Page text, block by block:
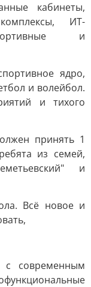
кабинеты,
комплексы, ИТ-
и
ядро,
и волейбол.
и тихого
принять 1
из семей,
и
Всё новое и
современным